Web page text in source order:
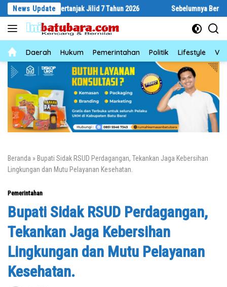
Langsung
konten
News Update
Bertanjak Jilid 7 Tahun 2026 Sebelumnya Berlantaikan
NewsDaerah Hukum Pemerintahan Politik Lifestyle
Beranda » Bupati Sidak RSUD Perdagangan, Tekankan Jaga Kebersihan
Lingkungan dan Mutu Pelayanan Kesehatan.
Pemerintahan
Bupati Sidak RSUD Perdagangan,
Tekankan Jaga Kebersihan
Lingkungan dan Mutu Pelayanan
Kesehatan.